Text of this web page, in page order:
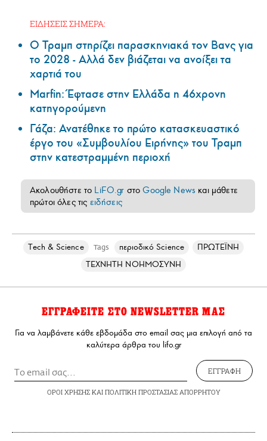
ΕΙΔΗΣΕΙΣ ΣΗΜΕΡΑ:
Ο Τραμπ στηρίζει παρασκηνιακά τον Βανς για
το 2028 - Αλλά δεν βιάζεται να ανοίξει τα
χαρτιά του
Marfin: Έφτασε στην Ελλάδα η 46χρονη
κατηγορούμενη
Γάζα: Ανατέθηκε το πρώτο κατασκευαστικό
έργο του «Συμβουλίου Ειρήνης» του Τραμπ
στην κατεστραμμένη περιοχή
Ακολουθήστε το LiFO.gr στοGoogle News και μάθετε
πρώτοι όλες τις ειδήσεις
Τech & Science Tags περιοδικό Science
ΠΡΩΤΕΪΝΗ
ΤΕΧΝΗΤΗ ΝΟΗΜΟΣΥΝΗ
ΕΓΓΡΑΦΕΙΤΕ ΣΤΟ NEWSLETTER ΜΑΣ
Για να λαμβάνετε κάθε εβδομάδα στο email σας μια επιλογή από τα
καλύτερα άρθρα του lifo.gr
ΕΓΓΡΑΦΗ
ΟΡΟΙ ΧΡΗΣΗΣΚΑΙ ΠΟΛΙΤΙΚΗ ΠΡΟΣΤΑΣΙΑΣ ΑΠΟΡΡΗΤΟΥ